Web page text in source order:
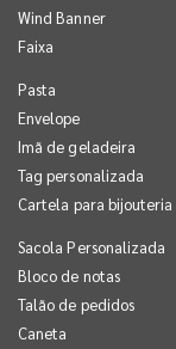
Wind Banner
Faixa
Pasta
Envelope
Imã de geladeira
Tag personalizada
Cartela para bijouteria
Sacola Personalizada
Bloco de notas
Talão de pedidos
Caneta